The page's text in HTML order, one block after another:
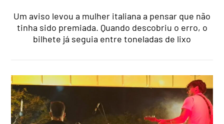
Um aviso levou a mulher italiana a pensar que não
tinha sido premiada. Quando descobriu o erro, o
bilhete já seguia entre toneladas de lixo